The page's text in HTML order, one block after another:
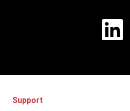
Support